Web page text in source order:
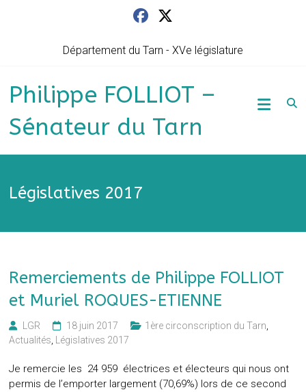
Département du Tarn - XVe législature
Philippe FOLLIOT –
Sénateur du Tarn
Législatives 2017
Remerciements de Philippe FOLLIOT
et Muriel ROQUES-ETIENNE
LGR 18 juin 2017 1ère circonscription du Tarn
Actualités
Législatives 2017
Je remercie les 24 959 électrices et électeurs qui nous ont
permis de l’emporter largement (70,69%) lors de ce second